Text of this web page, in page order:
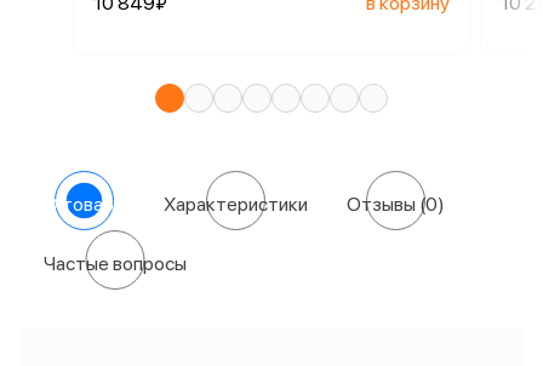
О товаре Характеристики Отзывы (0)
Частые вопросы